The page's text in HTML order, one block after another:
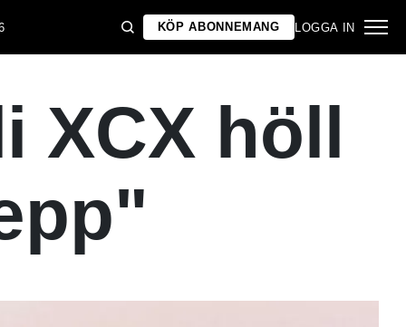
KÖP ABONNEMANG LOGGA IN
XCX höll